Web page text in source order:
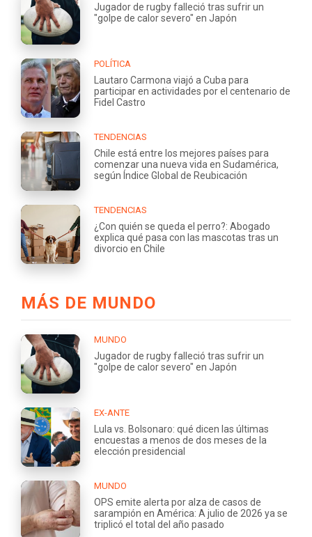
Jugador de rugby falleció tras sufrir un
"golpe de calor severo" en Japón
POLÍTICA
Lautaro Carmona viajó a Cuba para
participar en actividades por el centenario de
Fidel Castro
TENDENCIAS
Chile está entre los mejores países para
comenzar una nueva vida en Sudamérica,
según Índice Global de Reubicación
TENDENCIAS
¿Con quién se queda el perro?: Abogado
explica qué pasa con las mascotas tras un
divorcio en Chile
MÁS DE MUNDO
MUNDO
Jugador de rugby falleció tras sufrir un
"golpe de calor severo" en Japón
EX-ANTE
Lula vs. Bolsonaro: qué dicen las últimas
encuestas a menos de dos meses de la
elección presidencial
MUNDO
OPS emite alerta por alza de casos de
sarampión en América: A julio de 2026 ya se
triplicó el total del año pasado